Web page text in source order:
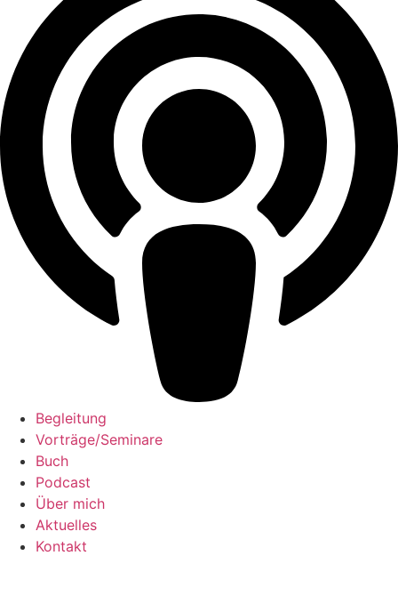
Begleitung
Vorträge/Seminare
Buch
Podcast
Über mich
Aktuelles
Kontakt